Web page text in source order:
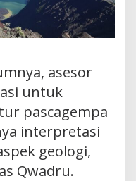
asesor
untuk
pascagempa
interpretasi
geologi,
Qwadru.